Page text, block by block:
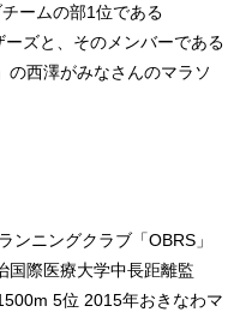
ームの部1位である
ーズと、そのメンバーである
の西澤がみなさんのマラソ
ンニングクラブ「OBRS」
国際医療大学中長距離監
5位 2015年おきなわマ